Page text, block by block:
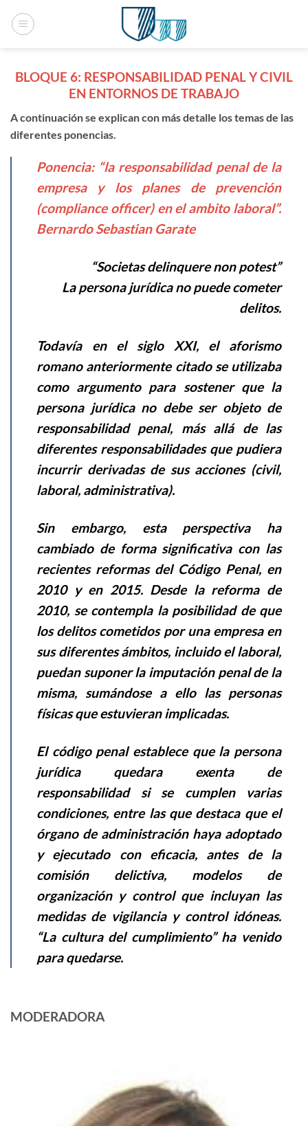
BLOQUE 6: RESPONSABILIDAD PENAL Y CIVIL
EN ENTORNOS DE TRABAJO
A continuación se explican con más detalle los temas de las
diferentes ponencias.
Ponencia: “la responsabilidad penal de la
empresa y los planes de prevención
(compliance officer) en el ambito laboral”.
Bernardo Sebastian Garate
“Societas delinquere non potest”
La persona jurídica no puede cometer
delitos.
Todavía en el siglo XXI, el aforismo
romano anteriormente citado se utilizaba
como argumento para sostener que la
persona jurídica no debe ser objeto de
responsabilidad penal, más allá de las
diferentes responsabilidades que pudiera
incurrir derivadas de sus acciones (civil,
laboral, administrativa).
Sin embargo, esta perspectiva ha
cambiado de forma significativa con las
recientes reformas del Código Penal, en
2010 y en 2015. Desde la reforma de
2010, se contempla la posibilidad de que
los delitos cometidos por una empresa en
sus diferentes ámbitos, incluido el laboral,
puedan suponer la imputación penal de la
misma, sumándose a ello las personas
físicas que estuvieran implicadas.
El código penal establece que la persona
jurídica quedara exenta de
responsabilidad si se cumplen varias
condiciones, entre las que destaca que el
órgano de administración haya adoptado
y ejecutado con eficacia, antes de la
comisión delictiva, modelos de
organización y control que incluyan las
medidas de vigilancia y control idóneas.
“La cultura del cumplimiento” ha venido
para quedarse.
MODERADORA